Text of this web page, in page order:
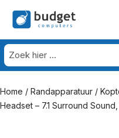
Home / Randapparatuur /
Headset – 7.1 Surround